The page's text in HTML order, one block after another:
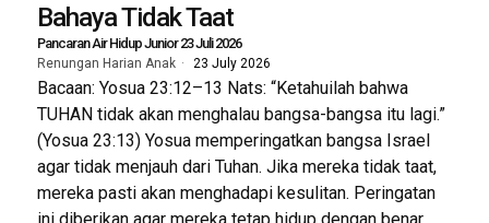
Bahaya Tidak Taat
Pancaran Air Hidup Junior 23 Juli 2026
Renungan Harian Anak 23 July 2026
Bacaan: Yosua 23:12–13 Nats: “Ketahuilah bahwa
TUHAN tidak akan menghalau bangsa-bangsa itu lagi.”
(Yosua 23:13) Yosua memperingatkan bangsa Israel
agar tidak menjauh dari Tuhan. Jika mereka tidak taat,
mereka pasti akan menghadapi kesulitan. Peringatan